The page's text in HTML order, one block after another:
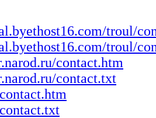
troul/
troul/
contact.htm
contact.txt